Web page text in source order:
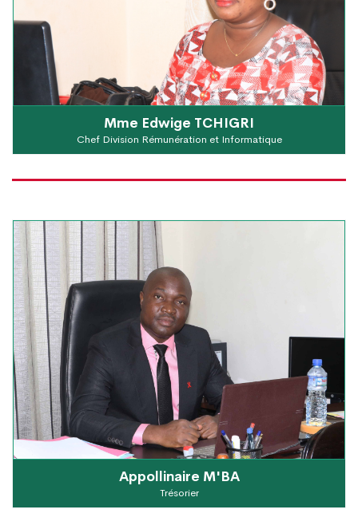
Mme Edwige TCHIGRI
Chef Division Rémunération et Informatique
Appollinaire M'BA
Trésorier